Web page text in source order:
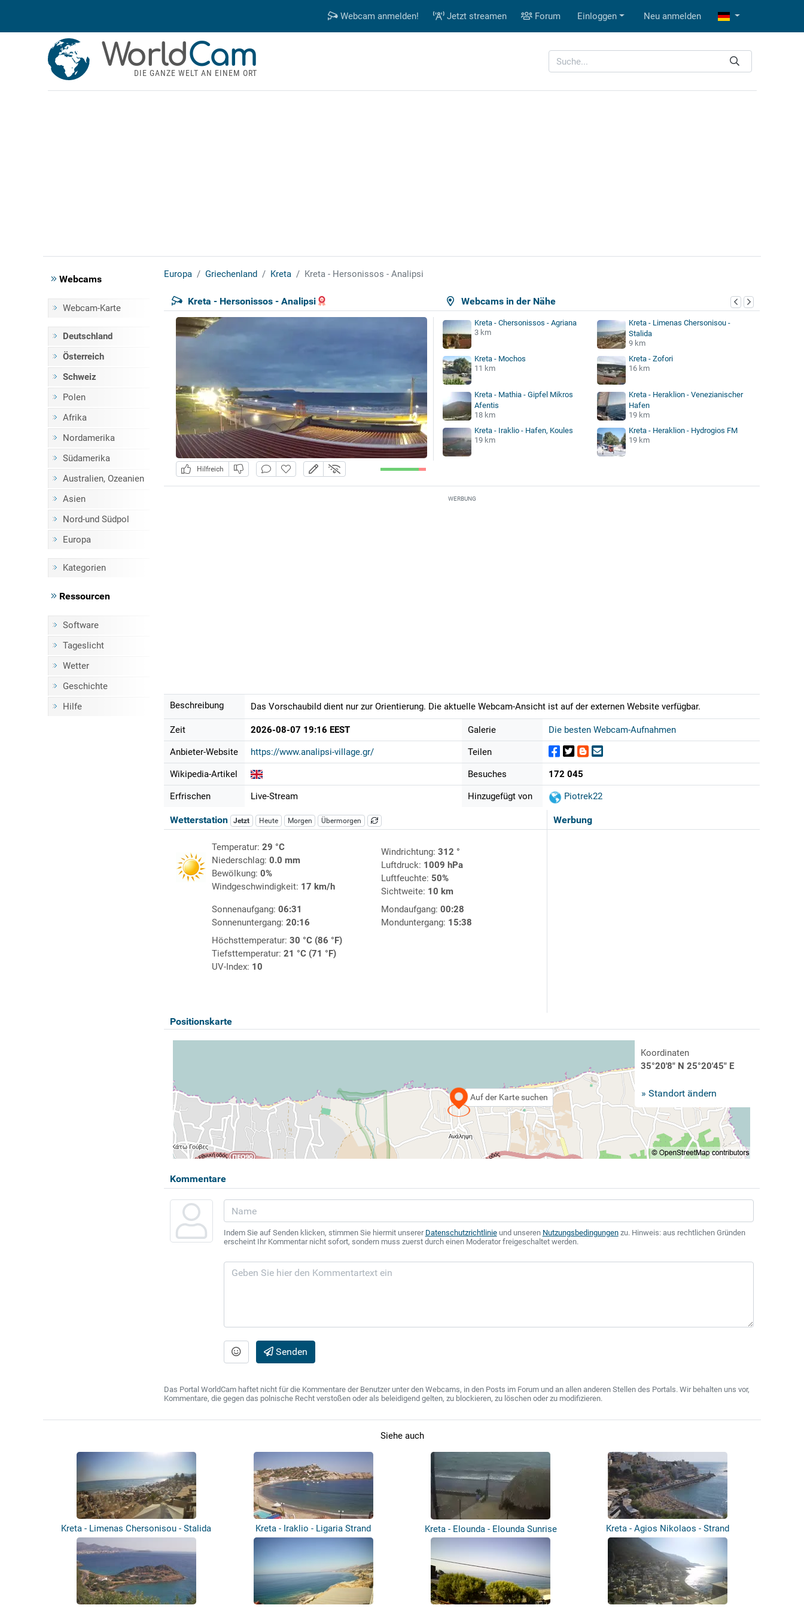
Webcam anmelden! Jetzt streamen Forum Einloggen Neu anmelden
WorldCam
DIE GANZE WELT AN EINEM ORT
Webcams
Webcam-Karte
Deutschland
Österreich
Schweiz
Polen
Afrika
Nordamerika
Südamerika
Australien, Ozeanien
Asien
Nord-und Südpol
Europa
Kategorien
Ressourcen
Software
Tageslicht
Wetter
Geschichte
Hilfe
Europa Griechenland Kreta Kreta - Hersonissos - Analipsi
Webcams in der Nähe
Kreta - Hersonissos - Analipsi
Hilfreich
Kreta - Chersonissos - Agriana
3 km
Kreta - Limenas Chersonisou -
Stalida
9 km
Kreta - Mochos
11 km
Kreta - Zofori
16 km
Kreta - Mathia - Gipfel Mikros
Afentis
18 km
Kreta - Heraklion - Venezianischer
Hafen
19 km
Kreta - Iraklio - Hafen, Koules
19 km
Kreta - Heraklion - Hydrogios FM
19 km
WERBUNG
Beschreibung Das Vorschaubild dient nur zur Orientierung. Die aktuelle Webcam-Ansicht ist auf der externen Website verfügbar.
Zeit 2026-08-07 19:16 EEST
Anbieter-Website https://www.analipsi-village.gr/
Wikipedia-Artikel
Erfrischen Live-Stream
Galerie Die besten Webcam-Aufnahmen
Teilen
Besuches 172 045
Hinzugefügt von Piotrek22
Werbung
Wetterstation Jetzt Heute Morgen Übermorgen
Temperatur: 29 °C
Niederschlag: 0.0 mm
Bewölkung: 0%
Windgeschwindigkeit: 17 km/h
Windrichtung: 312 °
Luftdruck: 1009 hPa
Luftfeuchte: 50%
Sichtweite: 10 km
Sonnenaufgang: 06:31
Sonnenuntergang: 20:16
Mondaufgang: 00:28
Monduntergang: 15:38
Höchsttemperatur: 30 °C (86 °F)
Tiefsttemperatur: 21 °C (71 °F)
UV-Index: 10
Positionskarte
Auf der Karte suchen
Koordinaten
35°20'8" N 25°20'45" E
» Standort ändern
Kommentare
Indem Sie auf Senden klicken, stimmen Sie hiermit unserer Datenschutzrichtlinieund unseren Nutzungsbedingungenzu. Hinweis: aus rechtlichen Gründen
erscheint Ihr Kommentar nicht sofort, sondern muss zuerst durch einen Moderator freigeschaltet werden.
Senden
Das Portal WorldCam haftet nicht für die Kommentare der Benutzer unter den Webcams, in den Posts im Forum und an allen anderen Stellen des Portals. Wir behalten uns vor,
Kommentare, die gegen das polnische Recht verstoßen oder als beleidigend gelten, zu blockieren, zu löschen oder zu modifizieren.
Siehe auch
Kreta - Limenas Chersonisou - Stalida Kreta - Iraklio - Ligaria Strand
Kreta - Elounda - Elounda Sunrise
Kreta - Agios Nikolaos - Strand
Kitropla...